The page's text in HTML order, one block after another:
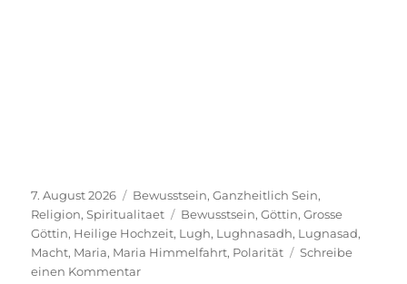
Veröffentlicht
am
7. August 2026 Kategorien
Bewusstsein,Ganzheitlich Sein,
Religion,Spiritualitaet Schlagwörter
Bewusstsein,Göttin,Grosse
Göttin, Heilige Hochzeit, Lugh, Lughnasadh, Lugnasad,
Macht, Maria, Maria Himmelfahrt, Polarität
Schreibe
einen Kommentarzu